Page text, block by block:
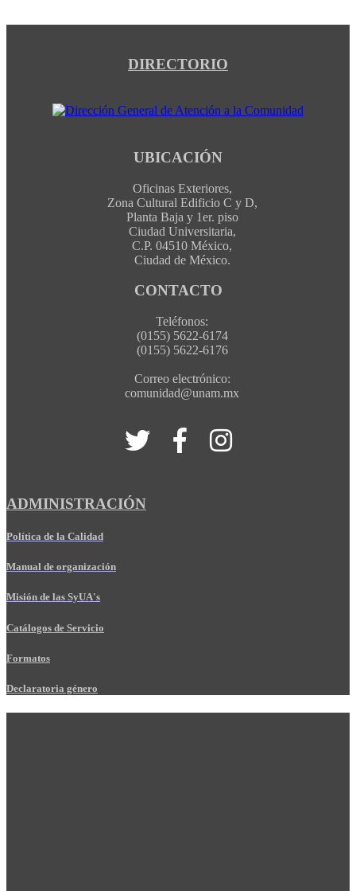
DIRECTORIO
UBICACIÓN
Oficinas Exteriores,
Zona Cultural Edificio C y D,
Planta Baja y 1er. piso
Ciudad Universitaria,
C.P. 04510 México,
Ciudad de México.
CONTACTO
Teléfonos:
(0155) 5622-6174
(0155) 5622-6176
Correo electrónico:
comunidad@unam.mx
ADMINISTRACIÓN
Política de la Calidad
Manual de organización
Misión de las SyUA's
Catálogos de Servicio
Formatos
Declaratoria género